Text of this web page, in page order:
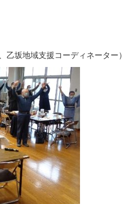
坂地域支援コーディネーター）